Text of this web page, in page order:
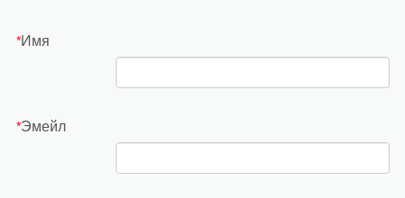
*Имя
*Эмейл